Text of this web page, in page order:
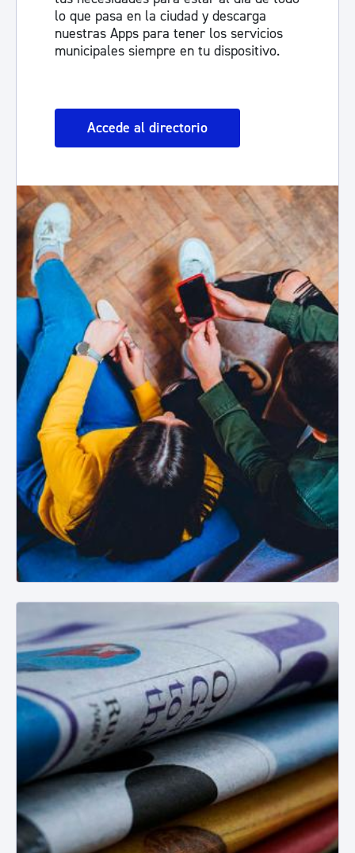
lo que pasa en la ciudad y descarga
nuestras Apps para tener los servicios
municipales siempre en tu dispositivo.
Accede al directorio